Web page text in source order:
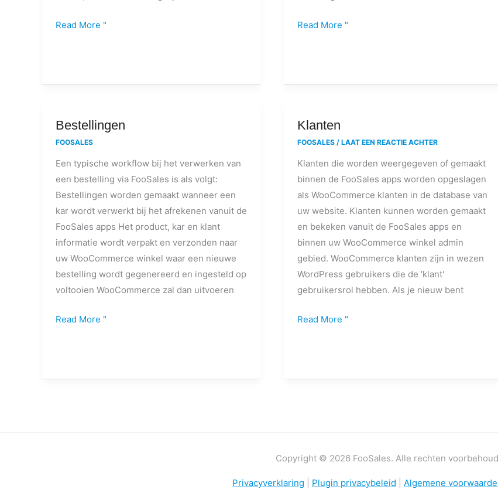
Read More " Read More "
Bestellingen
FOOSALES
Een typische workflow bij het verwerken van
een bestelling via FooSales is als volgt:
Bestellingen worden gemaakt wanneer een
kar wordt verwerkt bij het afrekenen vanuit de
FooSales apps Het product, kar en klant
informatie wordt verpakt en verzonden naar
uw WooCommerce winkel waar een nieuwe
bestelling wordt gegenereerd en ingesteld op
voltooien WooCommerce zal dan uitvoeren
Bestellingen
Read More "
Klanten
FOOSALES / LAAT EEN REACTIE ACHTER
Klanten die worden weergegeven of gemaakt
binnen de FooSales apps worden opgeslagen
als WooCommerce klanten in de database van
uw website. Klanten kunnen worden gemaakt
en bekeken vanuit de FooSales apps en
binnen uw WooCommerce winkel admin
gebied. WooCommerce klanten zijn in wezen
WordPress gebruikers die de 'klant'
gebruikersrol hebben. Als je nieuw bent
Klanten
Read More "
Copyright © 2026 FooSales. Alle rechten
Privacyverklaring Plugin privacybeleid Algemene